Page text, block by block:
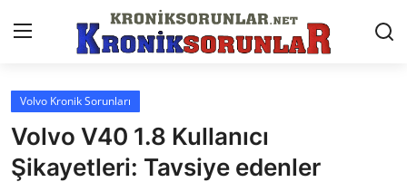
Anasayfa
Markalar
Volvo Kronik Sorunları
Volvo V40 1.8 Kullanıcı
Şikayetleri: Tavsiye edenler